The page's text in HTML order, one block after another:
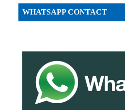
WHATSAPP CONTACT